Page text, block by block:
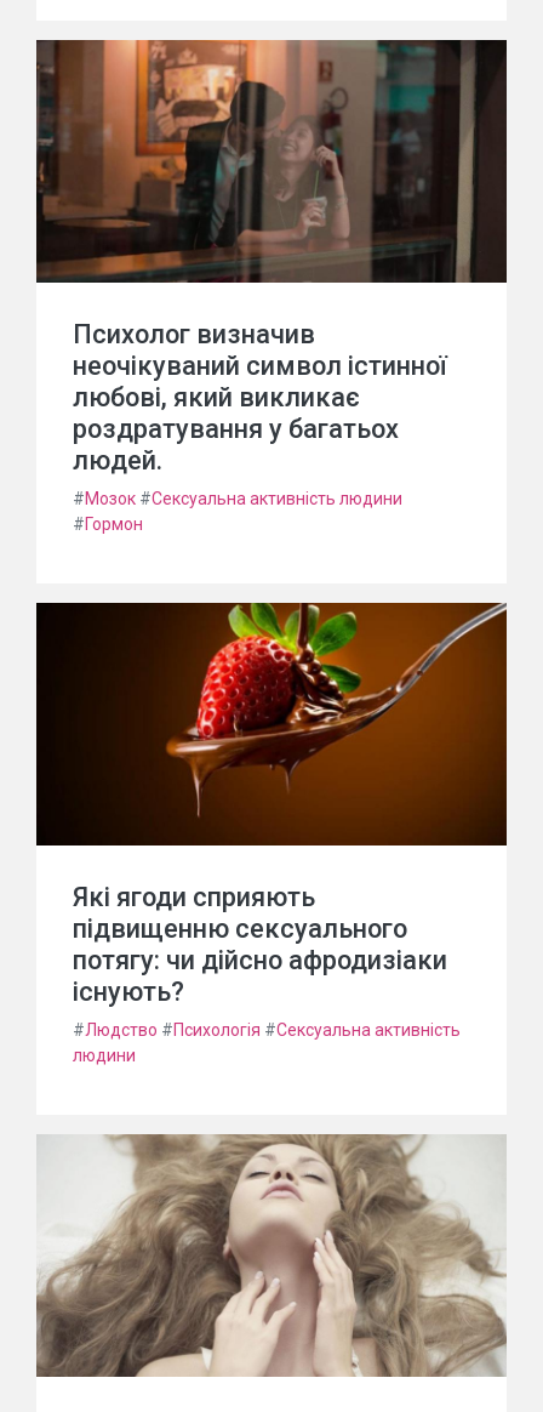
Психолог визначив
неочікуваний символ істинної
любові, який викликає
роздратування у багатьох
людей.
#Мозок #Сексуальна активність людини
#Гормон
Які ягоди сприяють
підвищенню сексуального
потягу: чи дійсно афродизіаки
існують?
#Людство #Психологія #Сексуальна активність
людини